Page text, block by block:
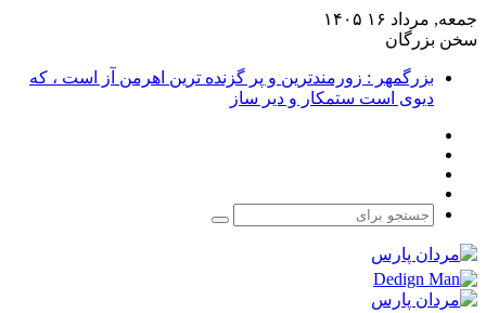
جمعه, مرداد ۱۶ ۱۴۰۵
سخن بزرگان
بزرگمهر : زورمندترین و پر گزنده ترین اهرمن آز است ، که
دیوی است ستمکار و دیر ساز
جستجو